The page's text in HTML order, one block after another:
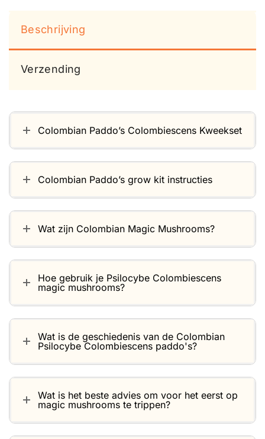
Beschrijving
Verzending
Colombian Paddo’s Colombiescens Kweekset
Colombian Paddo’s grow kit instructies
Wat zijn Colombian Magic Mushrooms?
Hoe gebruik je Psilocybe Colombiescens
magic mushrooms?
Wat is de geschiedenis van de Colombian
Psilocybe Colombiescens paddo's?
Wat is het beste advies om voor het eerst op
magic mushrooms te trippen?